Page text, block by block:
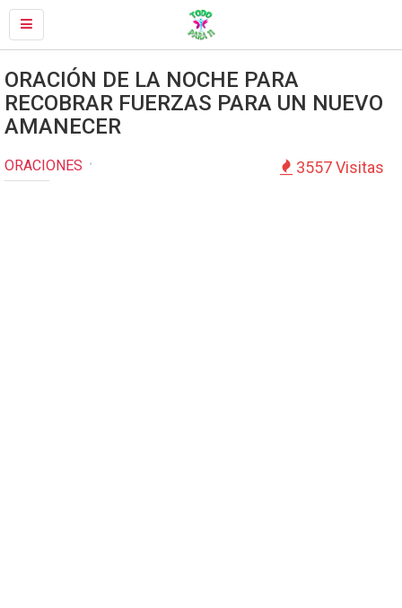
ORACIÓN DE LA NOCHE PARA
RECOBRAR FUERZAS PARA UN NUEVO
AMANECER
ORACIONES 3557 Visitas